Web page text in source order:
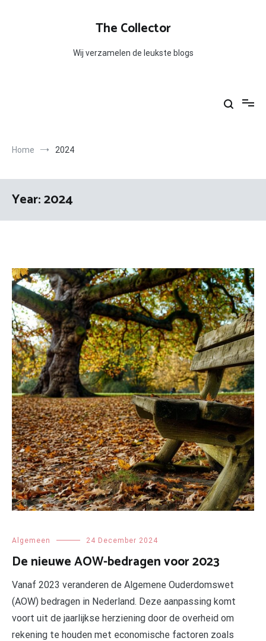
The Collector
Wij verzamelen de leukste blogs
Home 2024
Year:2024
Algemeen 24 December 2024
De nieuwe AOW-bedragen voor 2023
Vanaf 2023 veranderen de Algemene Ouderdomswet
(AOW) bedragen in Nederland. Deze aanpassing komt
voort uit de jaarlijkse herziening door de overheid om
rekening te houden met economische factoren zoals